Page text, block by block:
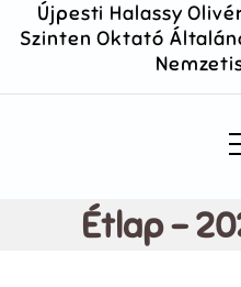
Újpesti Halassy
Szinten Oktató
Étlap –